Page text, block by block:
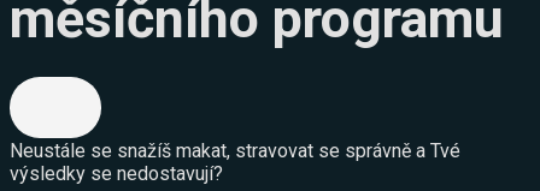
měsíčního programu
Neustále se snažíš makat, stravovat se správně a Tvé
výsledky se nedostavují?